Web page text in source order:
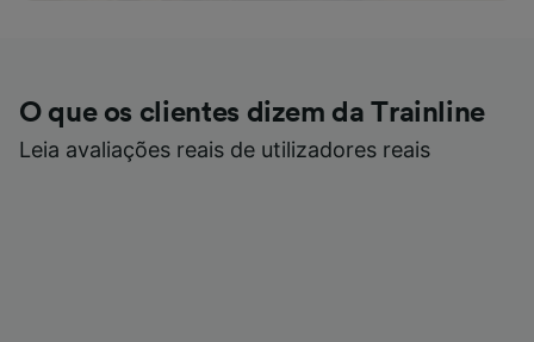
O que os clientes dizem da Trainline
Leia avaliações reais de utilizadores reais